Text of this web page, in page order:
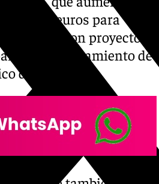
de euros para
con proyectos
el desdoblamiento de
de la Salud.